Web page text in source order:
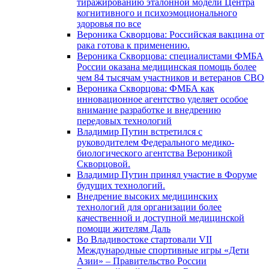
тиражированию эталонной модели Центра
когнитивного и психоэмоционального
здоровья по все
Вероника Скворцова: Российская вакцина от
рака готова к применению.
Вероника Скворцова: специалистами ФМБА
России оказана медицинская помощь более
чем 84 тысячам участников и ветеранов СВО
Вероника Скворцова: ФМБА как
инновационное агентство уделяет особое
внимание разработке и внедрению
передовых технологий
Владимир Путин встретился с
руководителем Федерального медико-
биологического агентства Вероникой
Скворцовой.
Владимир Путин принял участие в Форуме
будущих технологий.
Внедрение высоких медицинских
технологий для организации более
качественной и доступной медицинской
помощи жителям Даль
Во Владивостоке стартовали VII
Международные спортивные игры «Дети
Азии» – Правительство России